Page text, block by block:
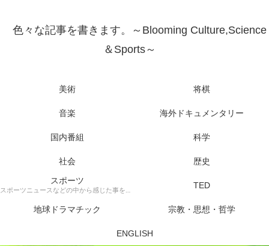
色々な記事を書きます。～Blooming Culture,Science
＆Sports～
美術 将棋
音楽 海外ドキュメンタリー
国内番組 科学
社会
歴史
スポーツ
スポーツニュースなどの中から感じた事を書きます。 TED
地球ドラマチック 宗教・思想・哲学
ENGLISH